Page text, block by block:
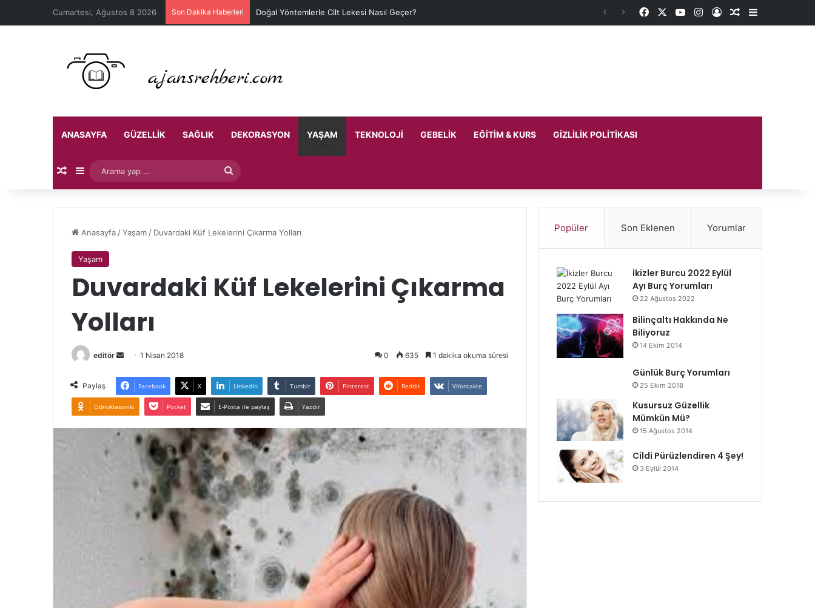
Cumartesi, Ağustos 8 2026 Son Dakika Haberleri Doğal Yöntemlerle Cilt Lekesi Nasıl Geçer? FacebookYouTubeInstagram
Kayıt OlRastgele Makale
Kenar
ANASAYFA GÜZELLIK SAĞLIK DEKORASYON YAŞAM TEKNOLOJI GEBELIK EĞITIM & KURS GIZLILIK POLITIKASI
Rastgele Makale
Kenar Bölmesi
Arama
yap
Anasayfa /Yaşam / Duvardaki Küf Lekelerini Çıkarma Yolları
Yaşam
Duvardaki Küf Lekelerini Çıkarma
Yolları
editör
Bir
posta
göndermek
1 Nisan 2018 0 635 1 dakika okuma süresi
Paylaş Facebook X LinkedIn Tumblr Pinterest Reddit VKontakte
Odnoklassniki Pocket E-Posta ile paylaş Yazdır
Popüler Son Eklenen Yorumlar
İkizler Burcu 2022 Eylül
Ayı Burç Yorumları
22 Ağustos 2022
Bilinçaltı Hakkında Ne
Biliyoruz
14 Ekim 2014
Günlük Burç Yorumları
25 Ekim 2018
Kusursuz Güzellik
Mümkün Mü?
15 Ağustos 2014
Cildi Pürüzlendiren 4 Şey!
3 Eylül 2014